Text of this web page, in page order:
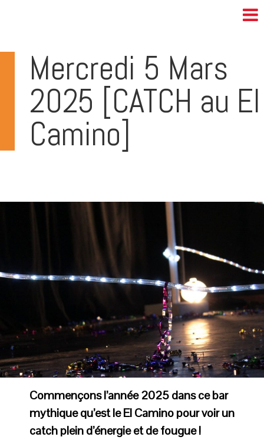
Mercredi 5 Mars
2025 [CATCH au El
Camino]
Commençons l’année 2025 dans ce bar
mythique qu’est le El Camino pour voir un
catch plein d’énergie et de fougue !